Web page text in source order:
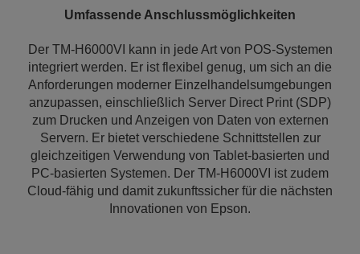
Umfassende Anschlussmöglichkeiten
Der TM-H6000VI kann in jede Art von POS-Systemen
integriert werden. Er ist flexibel genug, um sich an die
Anforderungen moderner Einzelhandelsumgebungen
anzupassen, einschließlich Server Direct Print (SDP)
zum Drucken und Anzeigen von Daten von externen
Servern. Er bietet verschiedene Schnittstellen zur
gleichzeitigen Verwendung von Tablet-basierten und
PC-basierten Systemen. Der TM-H6000VI ist zudem
Cloud-fähig und damit zukunftssicher für die nächsten
Innovationen von Epson.